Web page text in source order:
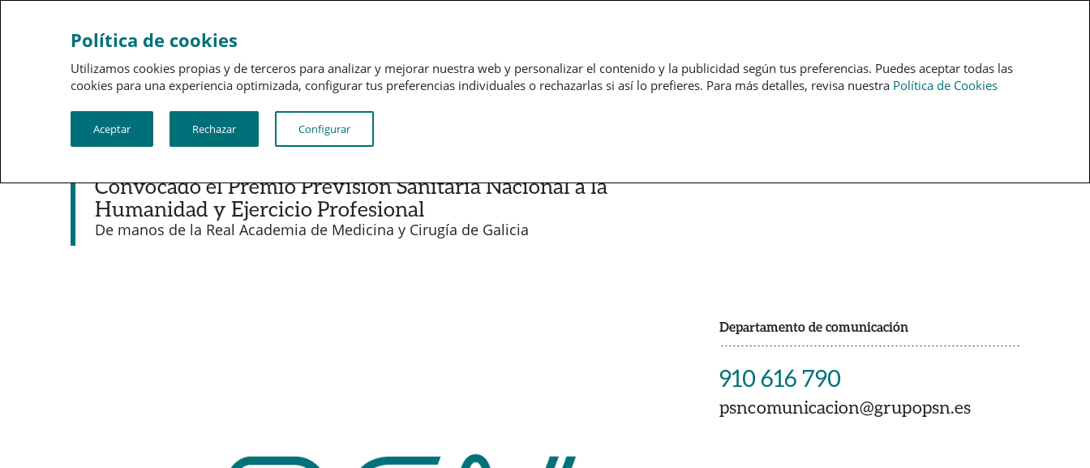
Sobre a PSN
Convocado el Premio Previsión Sanitaria Nacional a la
Humanidad y Ejercicio Profesional
De manos de la Real Academia de Medicina y Cirugía de Galicia
Departamento de comunicación
910 616 790
psncomunicacion@grupopsn.es
Política de cookies
Utilizamos cookies propias y de terceros para analizar y mejorar nuestra web y personalizar el contenido y la publicidad según tus preferencias. Puedes aceptar todas las
cookies para una experiencia optimizada, configurar tus preferencias individuales o rechazarlas si así lo prefieres. Para más detalles, revisa nuestra Política de Cookies
Aceptar Rechazar Configurar